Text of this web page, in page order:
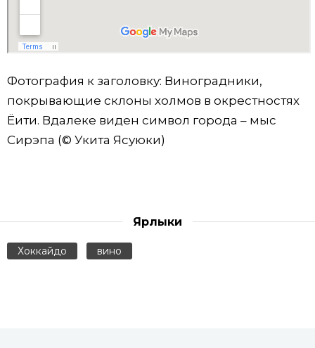
Фотография к заголовку: Виноградники,
покрывающие склоны холмов в окрестностях
Ёити. Вдалеке виден символ города – мыс
Сирэпа (© Укита Ясуюки)
Ярлыки
Хоккайдо вино